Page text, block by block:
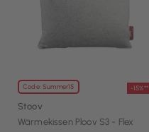
Code: Summer15 -15%**
Stoov
Wärmekissen Ploov S3 - Flex